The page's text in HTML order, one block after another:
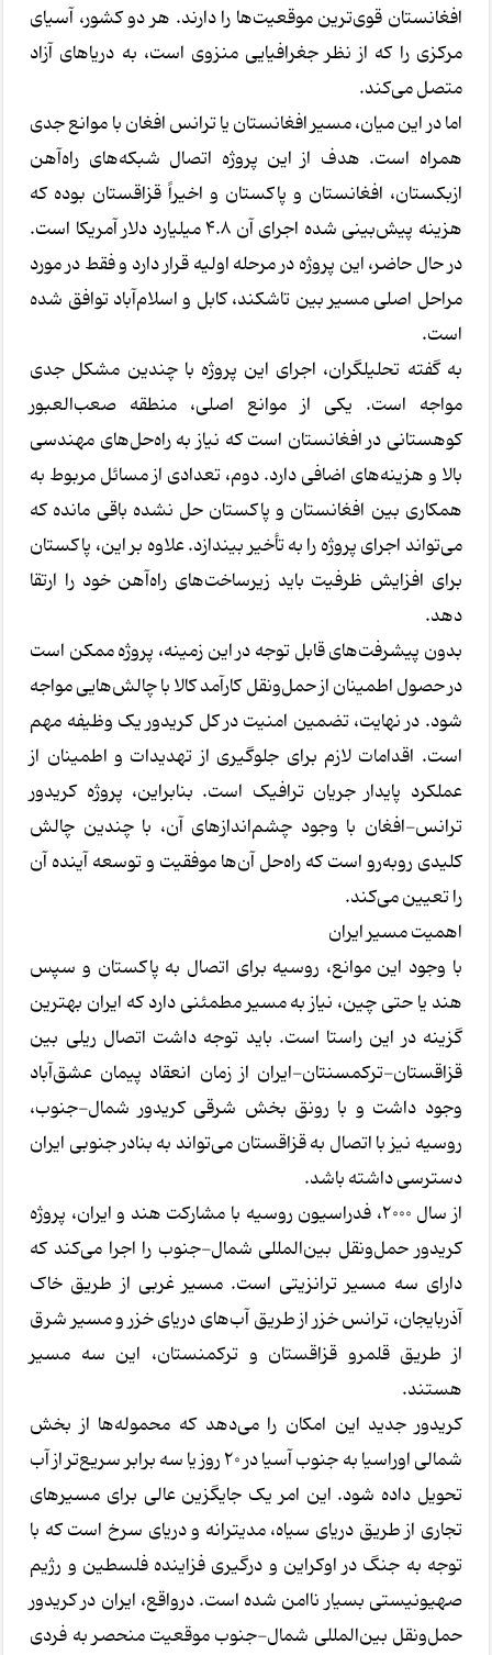
افغانستان قوی‌ترین موقعیت‌ها را دارند. هر دو کشور، آسیای
مرکزی را که از نظر جغرافیایی منزوی است، به دریاهای آزاد
متصل می‌کند.
اما در این میان، مسیر افغانستان یا ترانس افغان با موانع جدی
همراه است. هدف از این پروژه اتصال شبکه‌های راه‌آهن
ازبکستان، افغانستان و پاکستان و اخیراً قزاقستان بوده که
هزینه پیش‌بینی شده اجرای آن ۴.۸ میلیارد دلار آمریکا است.
در حال حاضر، این پروژه در مرحله اولیه قرار دارد و فقط در مورد
مراحل اصلی مسیر بین تاشکند، کابل و اسلام‌آباد توافق شده
است.
به گفته تحلیلگران، اجرای این پروژه با چندین مشکل جدی
مواجه است. یکی از موانع اصلی، منطقه صعب‌العبور
کوهستانی در افغانستان است که نیاز به راه‌حل‌های مهندسی
بالا و هزینه‌های اضافی دارد. دوم، تعدادی از مسائل مربوط به
همکاری بین افغانستان و پاکستان حل نشده باقی مانده که
می‌تواند اجرای پروژه را به تأخیر بیندازد. علاوه بر این، پاکستان
برای افزایش ظرفیت باید زیرساخت‌های راه‌آهن خود را ارتقا
دهد.
بدون پیشرفت‌های قابل توجه در این زمینه، پروژه ممکن است
در حصول اطمینان از حمل‌ونقل کارآمد کالا با چالش‌هایی مواجه
شود. در نهایت، تضمین امنیت در کل کریدور یک وظیفه مهم
است. اقدامات لازم برای جلوگیری از تهدیدات و اطمینان از
عملکرد پایدار جریان ترافیک است. بنابراین، پروژه کریدور
ترانس-افغان با وجود چشم‌اندازهای آن، با چندین چالش
کلیدی روبه‌رو است که راه‌حل آن‌ها موفقیت و توسعه آینده آن
را تعیین می‌کند.
اهمیت مسیر ایران
با وجود این موانع، روسیه برای اتصال به پاکستان و سپس
هند یا حتی چین، نیاز به مسیر مطمئنی دارد که ایران بهترین
گزینه در این راستا است. باید توجه داشت اتصال ریلی بین
قزاقستان-ترکمسنتان-ایران از زمان انعقاد پیمان عشق‌آباد
وجود داشت و با رونق بخش شرقی کریدور شمال-جنوب،
روسیه نیز با اتصال به قزاقستان می‌تواند به بنادر جنوبی ایران
دسترسی داشته باشد.
از سال ۲۰۰۰، فدراسیون روسیه با مشارکت هند و ایران، پروژه
کریدور حمل‌ونقل بین‌المللی شمال-جنوب را اجرا می‌کند که
دارای سه مسیر ترانزیتی است. مسیر غربی از طریق خاک
آذربایجان، ترانس خزر از طریق آب‌های دریای خزر و مسیر شرق
از طریق قلمرو قزاقستان و ترکمنستان، این سه مسیر
هستند.
کریدور جدید این امکان را می‌دهد که محموله‌ها از بخش
شمالی اوراسیا به جنوب آسیا در ۲۰ روز یا سه برابر سریع‌تر از آب
تحویل داده شود. این امر یک جایگزین عالی برای مسیرهای
تجاری از طریق دریای سیاه، مدیترانه و دریای سرخ است که با
توجه به جنگ در اوکراین و درگیری فزاینده فلسطین و رژیم
صهیونیستی بسیار ناامن شده است. درواقع، ایران در کریدور
حمل‌ونقل بین‌المللی شمال-جنوب موقعیت منحصر به فردی